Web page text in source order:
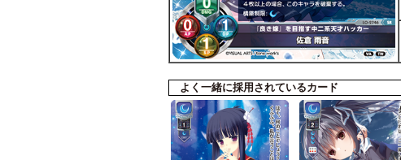
よく一緒に採用されているカード